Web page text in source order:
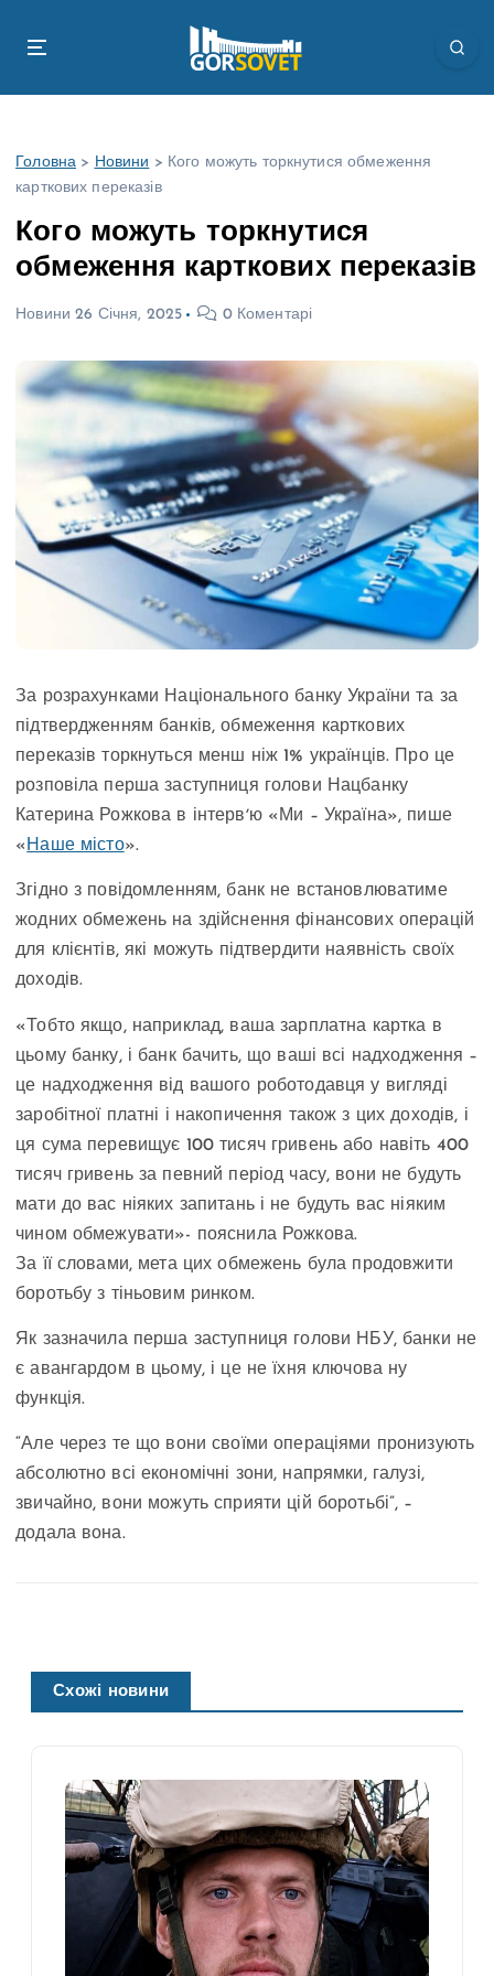
Головна > Новини > Кого можуть торкнутися обмеження
карткових переказів
Кого можуть торкнутися
обмеження карткових переказів
Новини 26 Січня, 2025 0 Коментарі
За розрахунками Національного банку України та за
підтвердженням банків, обмеження карткових
переказів торкнуться менш ніж 1% українців. Про це
розповіла перша заступниця голови Нацбанку
Катерина Рожкова в інтервʼю «Ми – Україна», пише
«Наше місто».
Згідно з повідомленням, банк не встановлюватиме
жодних обмежень на здійснення фінансових операцій
для клієнтів, які можуть підтвердити наявність своїх
доходів.
«Тобто якщо, наприклад, ваша зарплатна картка в
цьому банку, і банк бачить, що ваші всі надходження –
це надходження від вашого роботодавця у вигляді
заробітної платні і накопичення також з цих доходів, і
ця сума перевищує 100 тисяч гривень або навіть 400
тисяч гривень за певний період часу, вони не будуть
мати до вас ніяких запитань і не будуть вас ніяким
чином обмежувати»- пояснила Рожкова.
За її словами, мета цих обмежень була продовжити
боротьбу з тіньовим ринком.
Як зазначила перша заступниця голови НБУ, банки не
є авангардом в цьому, і це не їхня ключова ну
функція.
“Але через те що вони своїми операціями пронизують
абсолютно всі економічні зони, напрямки, галузі,
звичайно, вони можуть сприяти цій боротьбі”, –
додала вона.
Схожі новини